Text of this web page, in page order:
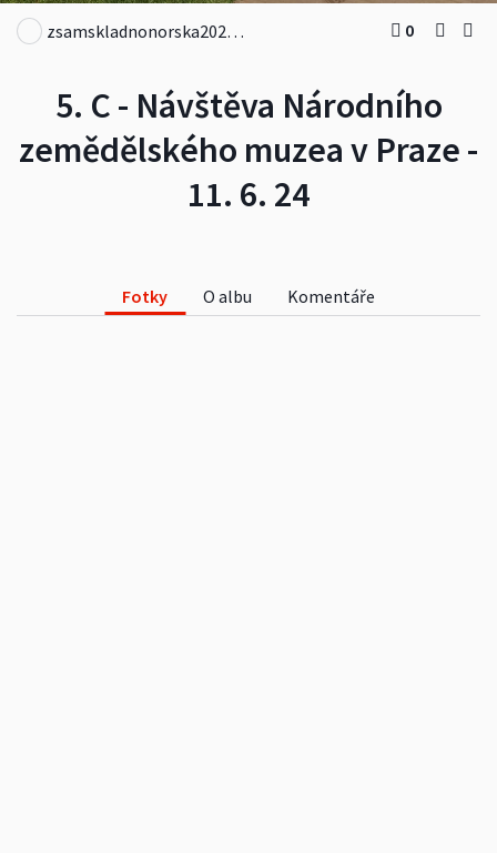
5. C - Návštěva Národního
zemědělského muzea v Praze -
11. 6. 24
zsamskladnonorska2023-24 0
Fotky O albu Komentáře